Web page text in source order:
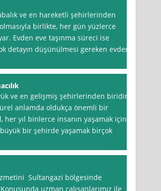
ve en hareketli şehirlerinden
birlikte, her gün yüzlerce
Evden eve taşınma süreci ise
detayın düşünülmesi gereken evden
ve en gelişmiş şehirlerinden biridir.
anlamda oldukça önemli bir
yıl binlerce insanın yaşamak için
bir şehirde yaşamak birçok
Sultangazi bölgesinde
uzman çalışanlarımız ile